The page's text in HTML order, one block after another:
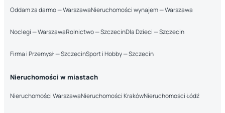
Oddam za darmo — WarszawaNieruchomości wynajem — Warszawa
Noclegi — WarszawaRolnictwo — SzczecinDla Dzieci — Szczecin
Firma i Przemysł — SzczecinSport i Hobby — Szczecin
Nieruchomości w miastach
Nieruchomości WarszawaNieruchomości KrakówNieruchomości Łódź